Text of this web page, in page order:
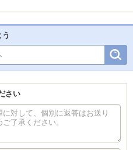
さい